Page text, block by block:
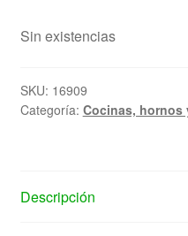
Sin existencias
SKU: 16909
Categoría: Cocinas, hornos
Descripción